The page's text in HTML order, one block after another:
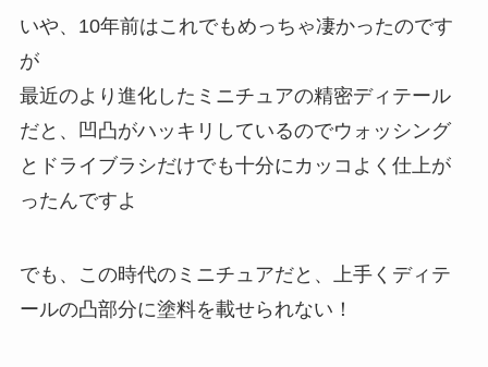
いや、10年前はこれでもめっちゃ凄かったのです
が
最近のより進化したミニチュアの精密ディテール
だと、凹凸がハッキリしているのでウォッシング
とドライブラシだけでも十分にカッコよく仕上が
ったんですよ
でも、この時代のミニチュアだと、上手くディテ
ールの凸部分に塗料を載せられない！